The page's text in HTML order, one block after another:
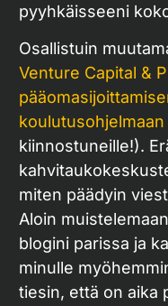
pyyhkäisseeni
Osallistuin
Venture Capital &
koulutusohjelmaan
kiinnostuneille!).
miten päädyin
Aloin
blogini parissa ja
minulle
tiesin, että on aika